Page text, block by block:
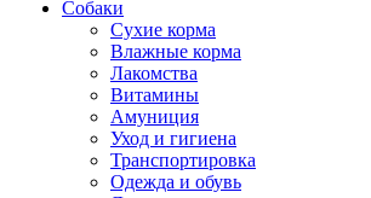
Собаки
Сухие корма
Влажные корма
Лакомства
Витамины
Амуниция
Уход и гигиена
Транспортировка
Одежда и обувь